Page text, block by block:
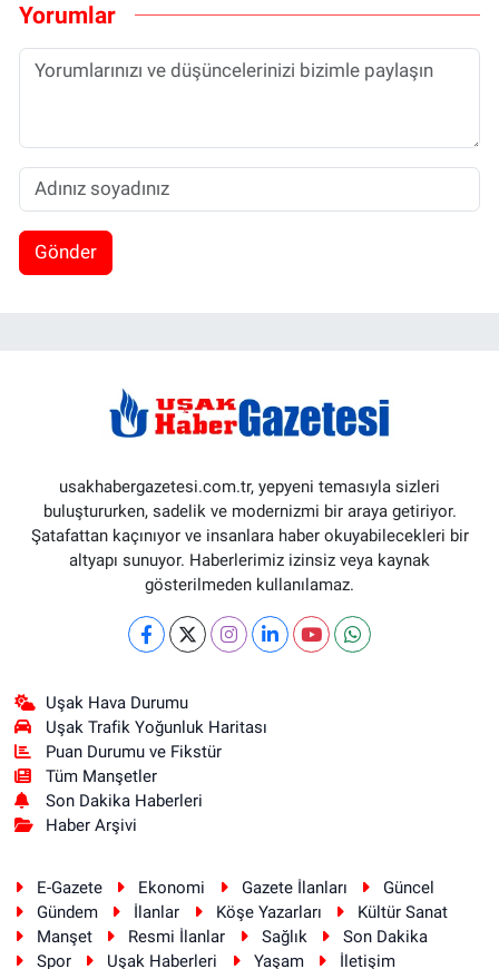
Yorumlar
Gönder
usakhabergazetesi.com.tr, yepyeni temasıyla sizleri
buluştururken, sadelik ve modernizmi bir araya getiriyor.
Şatafattan kaçınıyor ve insanlara haber okuyabilecekleri bir
altyapı sunuyor. Haberlerimiz izinsiz veya kaynak
gösterilmeden kullanılamaz.
Uşak Hava Durumu
Uşak Trafik Yoğunluk Haritası
Puan Durumu ve Fikstür
Tüm Manşetler
Son Dakika Haberleri
Haber Arşivi
E-Gazete Ekonomi Gazete İlanları
Güncel
Gündem
İlanlar Köşe Yazarları
Kültür Sanat
Manşet
Resmi İlanlar Sağlık
Son Dakika
Spor
Uşak Haberleri Yaşam İletişim